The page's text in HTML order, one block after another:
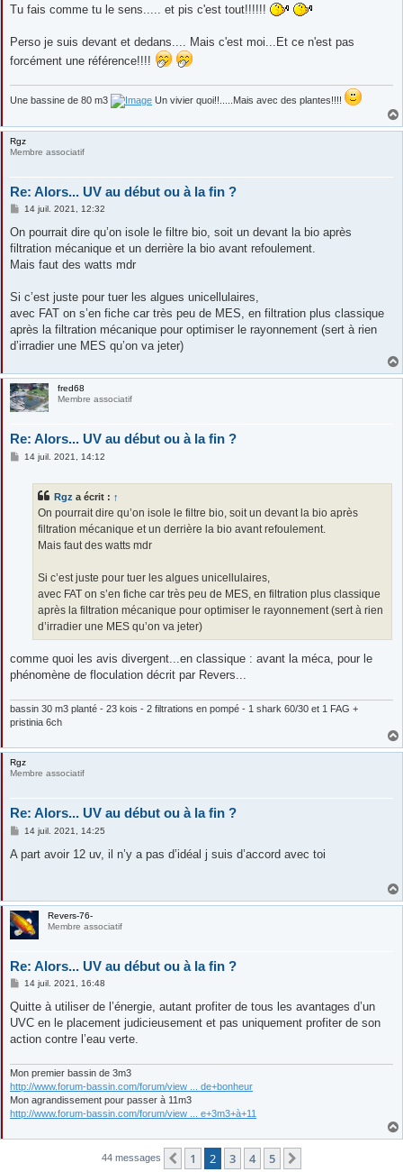
Tu fais comme tu le sens..... et pis c'est tout!!!!!!
Perso je suis devant et dedans.... Mais c'est moi...Et ce n'est pas
forcément une référence!!!!
Une bassine de 80 m3 Un vivier quoi!!.....Mais avec des plantes!!!!
Rgz
Membre associatif
Re: Alors... UV au début ou à la fin ?
M
s
a
g
14 juil. 2021, 12:32
On pourrait dire qu’on isole le filtre bio, soit un devant la bio après
filtration mécanique et un derrière la bio avant refoulement.
Mais faut des watts mdr
Si c’est juste pour tuer les algues unicellulaires,
avec FAT on s’en fiche car très peu de MES, en filtration plus classique
après la filtration mécanique pour optimiser le rayonnement (sert à rien
d’irradier une MES qu’on va jeter)
fred68
Membre associatif
Re: Alors... UV au début ou à la fin ?
M14 juil. 2021, 14:12
Rgz a écrit : ↑
On pourrait dire qu’on isole le filtre bio, soit un devant la bio après
filtration mécanique et un derrière la bio avant refoulement.
Mais faut des watts mdr
Si c’est juste pour tuer les algues unicellulaires,
avec FAT on s’en fiche car très peu de MES, en filtration plus classique
après la filtration mécanique pour optimiser le rayonnement (sert à rien
d’irradier une MES qu’on va jeter)
comme quoi les avis divergent...en classique : avant la méca, pour le
phénomène de floculation décrit par Revers...
bassin 30 m3 planté - 23 kois - 2 filtrations en pompé - 1 shark 60/30 et 1 FAG +
pristinia 6ch
Rgz
Membre associatif
Re: Alors... UV au début ou à la fin ?
M
s
s
14 juil. 2021, 14:25
A part avoir 12 uv, il n’y a pas d’idéal j suis d’accord avec toi
Revers-76-
Membre associatif
Re: Alors... UV au début ou à la fin ?
M
s
a
g
14 juil. 2021, 16:48
Quitte à utiliser de l’énergie, autant profiter de tous les avantages d’un
UVC en le placement judicieusement et pas uniquement profiter de son
action contre l’eau verte.
Mon premier bassin de 3m3
http://www.forum-bassin.com/forum/view ... de+bonheur
Mon agrandissement pour passer à 11m3
http://www.forum-bassin.com/forum/view ... e+3m3+à+11
44 messages Précédente
1 2 3 4 5